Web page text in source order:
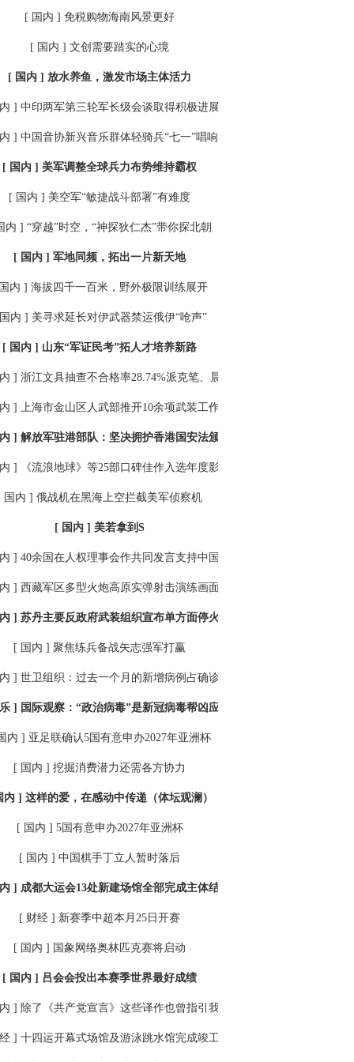
[ 国内 ] 免税购物海南风景更好
[ 国内 ] 文创需要踏实的心境
[ 国内 ] 放水养鱼，激发市场主体活力
] 中印两军第三轮军长级会谈取得积极进展
] 中国音协新兴音乐群体轻骑兵“七一”唱响云端
[ 国内 ] 美军调整全球兵力布势维持霸权
[ 国内 ] 美空军“敏捷战斗部署”有难度
内 ] “穿越”时空，“神探狄仁杰”带你探北朝
[ 国内 ] 军地同频，拓出一片新天地
内 ] 海拔四千一百米，野外极限训练展开
内 ] 美寻求延长对伊武器禁运俄伊“呛声”
[ 国内 ] 山东“军证民考”拓人才培养新路
] 浙江文具抽查不合格率28.74%派克笔、晨光文具两款产品上榜
] 上海市金山区人武部推开10余项武装工作试点建设
] 解放军驻港部队：坚决拥护香港国安法颁布实施
] 《流浪地球》等25部口碑佳作入选年度影片
国内 ] 俄战机在黑海上空拦截美军侦察机
[ 国内 ] 美若拿到S
] 40余国在人权理事会作共同发言支持中国在涉疆问题上的立场
] 西藏军区多型火炮高原实弹射击演练画面引关注
] 苏丹主要反政府武装组织宣布单方面停火7个月
[ 国内 ] 聚焦练兵备战矢志强军打赢
] 世卫组织：过去一个月的新增病例占确诊病例总数的60%
] 国际观察：“政治病毒”是新冠病毒帮凶应同步消杀
内 ] 亚足联确认5国有意申办2027年亚洲杯
[ 国内 ] 挖掘消费潜力还需各方协力
内 ] 这样的爱，在感动中传递（体坛观澜）
[ 国内 ] 5国有意申办2027年亚洲杯
[ 国内 ] 中国棋手丁立人暂时落后
] 成都大运会13处新建场馆全部完成主体结构封顶
[ 财经 ] 新赛季中超本月25日开赛
[ 国内 ] 国象网络奥林匹克赛将启动
[ 国内 ] 吕会会投出本赛季世界最好成绩
] 除了《共产党宣言》这些译作也曾指引我们前进
] 十四运开幕式场馆及游泳跳水馆完成竣工验收